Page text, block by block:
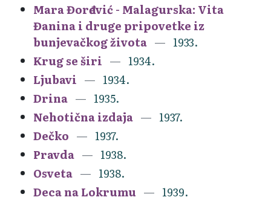
Mara Đorđević - Malagurska: Vita
Đanina i druge pripovetke iz
bunjevačkog života
1933.
Krug se širi
1934.
Ljubavi
1934.
Drina
1935.
Nehotična izdaja
1937.
Dečko
1937.
Pravda
1938.
Osveta
1938.
Deca na Lokrumu
1939.